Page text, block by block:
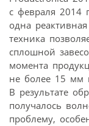
с февраля 2014
одна
техника
сплошной
момента
не более 15 мм
В результате
получалось
проблему,